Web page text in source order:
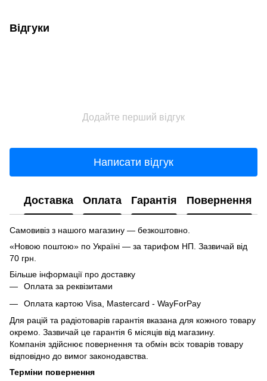
Відгуки
Додайте перший відгук
Написати відгук
Доставка Оплата Гарантія Повернення
Самовивіз з нашого магазину — безкоштовно.
«Новою поштою» по Україні — за тарифом НП. Зазвичай від
70 грн.
Більше інформації про доставку
Оплата за реквізитами
Оплата картою Visa, Mastercard - WayForPay
Для рацій та радіотоварів гарантія вказана для кожного товару
окремо. Зазвичай це гарантія 6 місяців від магазину.
Компанія здійснює повернення та обмін всіх товарів товару
відповідно до вимог законодавства.
Терміни повернення